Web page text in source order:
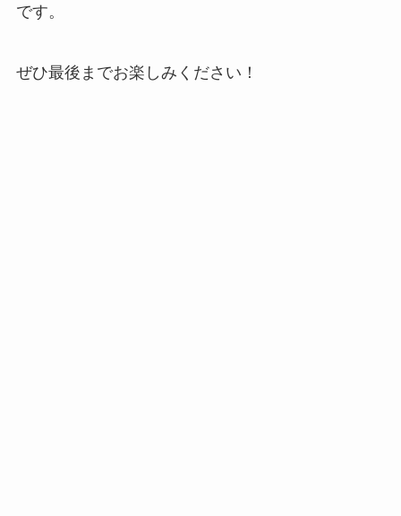
です。
ぜひ最後までお楽しみください！